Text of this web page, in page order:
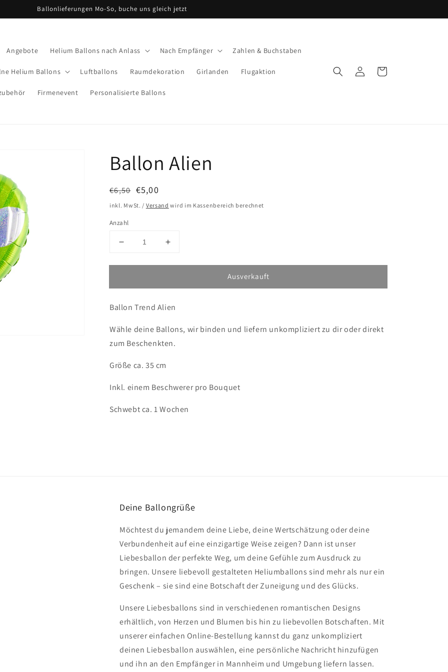
Ballonlieferungen Mo-So, buche uns gleich jetzt
Angebote Helium Ballons nach Anlass Nach Empfänger Zahlen & Buchstaben
Helium Ballons Luftballons Raumdekoration Girlanden Flugaktion
Firmenevent Personalisierte Ballons
EinloggenWarenkorb
Ballon Alien
Normaler
Preis
€6,50
Verkaufspreis
€5,00
inkl. MwSt. / Versand wird im Kassenbereich berechnet
Anzahl
Verringere
Menge
Ballon
Erhöhe
Menge
Ballon
Ausverkauft
Ballon Trend Alien
Wähle deine Ballons, wir binden und liefern unkompliziert zu dir oder direkt
zum Beschenkten.
Größe ca. 35 cm
Inkl. einem Beschwerer pro Bouquet
Schwebt ca. 1 Wochen
Deine Ballongrüße
Möchtest du jemandem deine Liebe, deine Wertschätzung oder deine
Verbundenheit auf eine einzigartige Weise zeigen? Dann ist unser
Liebesballon der perfekte Weg, um deine Gefühle zum Ausdruck zu
bringen. Unsere liebevoll gestalteten Heliumballons sind mehr als nur ein
Geschenk – sie sind eine Botschaft der Zuneigung und des Glücks.
Unsere Liebesballons sind in verschiedenen romantischen Designs
erhältlich, von Herzen und Blumen bis hin zu liebevollen Botschaften. Mit
unserer einfachen Online-Bestellung kannst du ganz unkompliziert
deinen Liebesballon auswählen, eine persönliche Nachricht hinzufügen
und ihn an den Empfänger in Mannheim und Umgebung liefern lassen.